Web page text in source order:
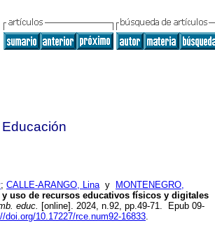
; CALLE-ARANGO, Linay
MONTENEGRO,
y uso de recursos educativos físicos y digitales
educ. [online]. 2024, n.92, pp.49-71. Epub 09-
doi.org/10.17227/rce.num92-16833.